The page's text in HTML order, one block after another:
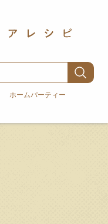
ホームパーティー